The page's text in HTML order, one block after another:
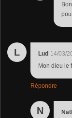
L Lud 14/03/
Mon dieu le
Répondre
N